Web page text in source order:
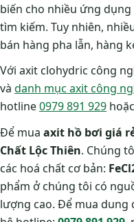
biến cho nhiều ứng dụng
tìm kiếm. Tuy nhiên,
bán hàng pha lẫn, hàng
Với axit clohydric công
và danh mục axit công
hotline0979 891 929 hoặc
Để mua axit hồ bơi giá
Chất Lộc Thiên. Chúng
các hoá chất cơ bản:
phẩm ở chúng tôi có
lượng cao. Để mua dung